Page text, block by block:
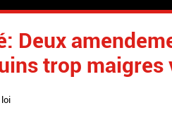
Deux
trop maigres
loi